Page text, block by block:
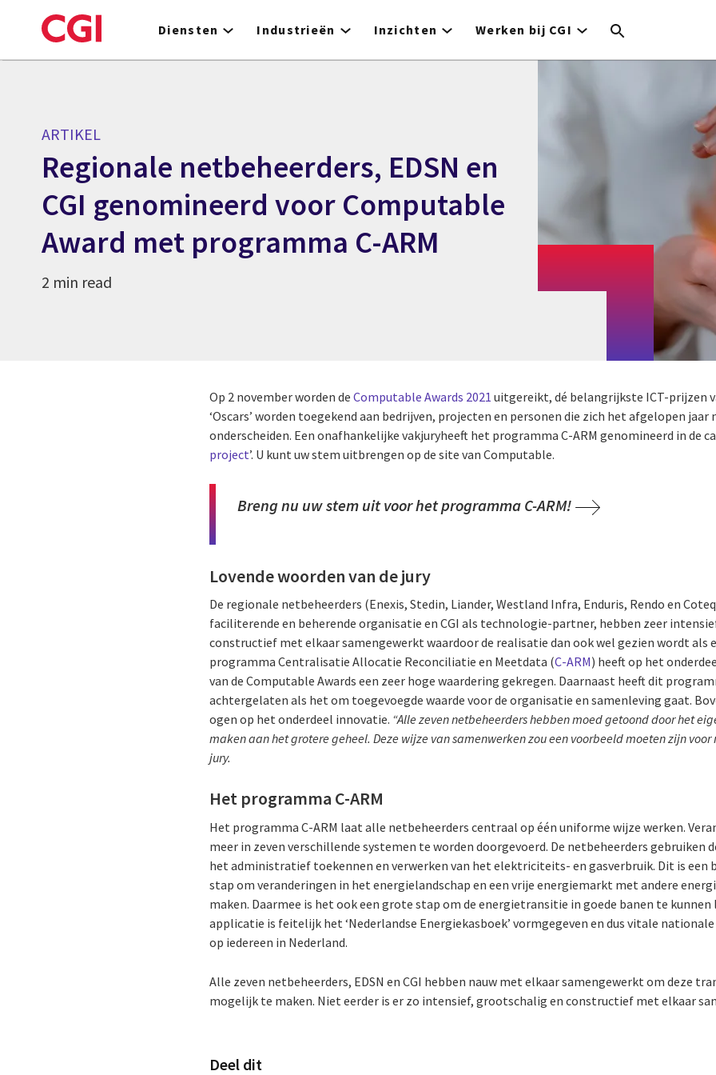
to
Diensten Industrieën Inzichten Werken bij CGI
ARTIKEL
Regionale netbeheerders, EDSN en
CGI genomineerd voor Computable
Award met programma C-ARM
2 min read
Op 2 november worden deComputable Awards 2021 uitgereikt, dé belangrijkste ICT-prijzen
‘Oscars’ worden toegekend aan bedrijven, projecten en personen die zich het afgelopen
onderscheiden. Een onafhankelijke vakjuryheeft het programma C-ARM genomineerd in de
project’. U kunt uw stem uitbrengen op de site van Computable.
Breng nu uw stem uit voor het programma C-ARM!
Lovende woorden van de jury
De regionale netbeheerders (Enexis, Stedin, Liander, Westland Infra, Enduris, Rendo en
faciliterende en beherende organisatie en CGI als technologie-partner, hebben zeer
constructief met elkaar samengewerkt waardoor de realisatie dan ook wel gezien wordt als
programma Centralisatie Allocatie Reconciliatie en Meetdata (C-ARM) heeft op het
van de Computable Awards een zeer hoge waardering gekregen. Daarnaast heeft dit
achtergelaten als het om toegevoegde waarde voor de organisatie en samenleving gaat.
ogen op het onderdeel innovatie. “Alle zeven netbeheerders hebben moed getoond door het
maken aan het grotere geheel. Deze wijze van samenwerken zou een voorbeeld moeten zijn
jury.
Het programma C-ARM
Het programma C-ARM laat alle netbeheerders centraal op één uniforme wijze werken.
meer in zeven verschillende systemen te worden doorgevoerd. De netbeheerders gebruiken
het administratief toekennen en verwerken van het elektriciteits- en gasverbruik. Dit is een
stap om veranderingen in het energielandschap en een vrije energiemarkt met andere
maken. Daarmee is het ook een grote stap om de energietransitie in goede banen te kunnen
applicatie is feitelijk het ‘Nederlandse Energiekasboek’ vormgegeven en dus vitale
op iedereen in Nederland.
Alle zeven netbeheerders, EDSN en CGI hebben nauw met elkaar samengewerkt om deze
mogelijk te maken. Niet eerder is er zo intensief, grootschalig en constructief met elkaar
Deel dit